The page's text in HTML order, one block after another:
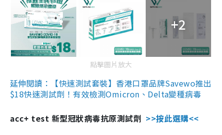
+2
點擊圖片放大
延伸閱讀：【快速測試套裝】香港口罩品牌Savewo推出
$18快速測試劑！有效檢測Omicron、Delta變種病毒
acc+ test 新型冠狀病毒抗原測試劑 >>按此選購<<